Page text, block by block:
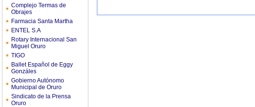
Complejo Termas de
Obrajes
Farmacia Santa Martha
ENTEL S.A
Rotary Internacional San
Miguel Oruro
TIGO
Ballet Español de Eggy
Gonzáles
Gobierno Autónomo
Municipal de Oruro
Sindicato de la Prensa
Oruro